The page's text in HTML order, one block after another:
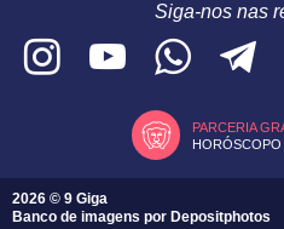
Siga-nos nas
PARCERIA
2026 © 9 Giga
Banco de imagens por Depositphotos